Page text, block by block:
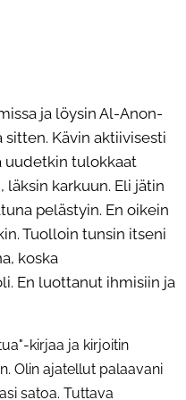
ja löysin Al-Anon-
Kävin aktiivisesti
uudetkin tulokkaat
karkuun. Eli jätin
pelästyin. En oikein
Tuolloin tunsin itseni
koska
En luottanut ihmisiin ja
kirjaa ja kirjoitin
Olin ajatellut palaavani
satoa. Tuttava